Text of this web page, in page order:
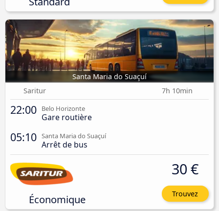
Santa Maria do Suaçuí
Saritur
7h 10min
22:00 Belo Horizonte
Gare routière
05:10 Santa Maria do Suaçuí
Arrêt de bus
Économique
30 €
Trouvez